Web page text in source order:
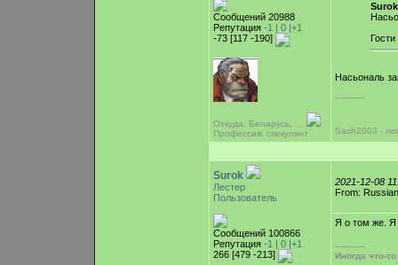
Сообщений 20988
Репутация -1 | 0 |+1
-73 [117 -190]
Откуда: Беларусь, …
Профессия: спекулянт
Насьональ
-----------
Sash2003 -
Surok
Лестер
Пользователь
Сообщений 100866
Репутация -1 | 0 |+1
266 [479 -213]
2021-12-08
From:
Я о том же. Я
-----------
Иногда что-